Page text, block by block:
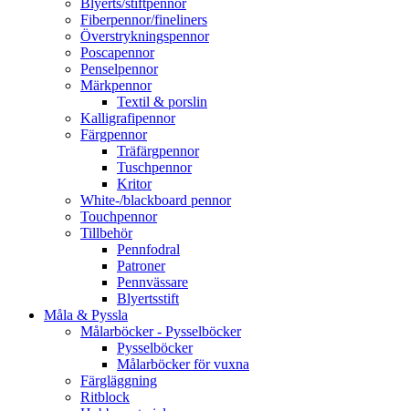
Blyerts/stiftpennor
Fiberpennor/fineliners
Överstrykningspennor
Poscapennor
Penselpennor
Märkpennor
Textil & porslin
Kalligrafipennor
Färgpennor
Träfärgpennor
Tuschpennor
Kritor
White-/blackboard pennor
Touchpennor
Tillbehör
Pennfodral
Patroner
Pennvässare
Blyertsstift
Måla & Pyssla
Målarböcker - Pysselböcker
Pysselböcker
Målarböcker för vuxna
Färgläggning
Ritblock